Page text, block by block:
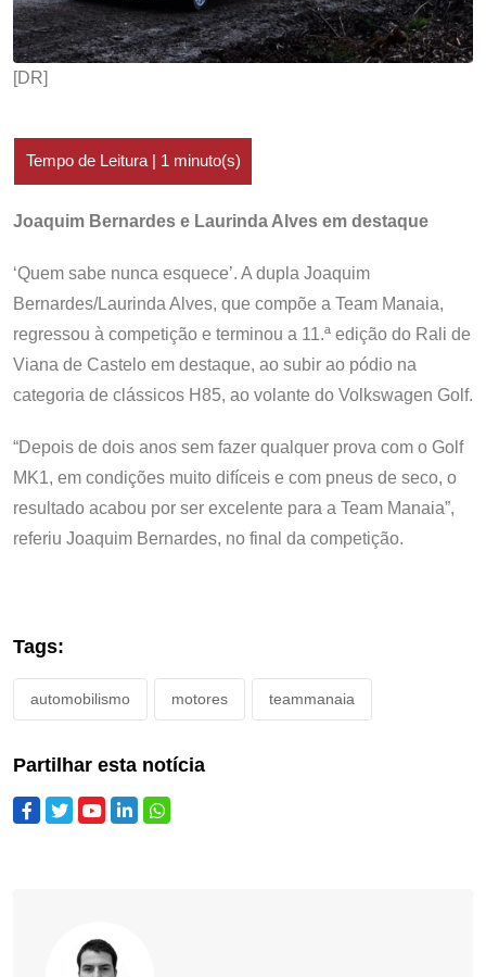
[DR]
Joaquim Bernardes e Laurinda Alves em destaque
‘Quem sabe nunca esquece’. A dupla Joaquim
Bernardes/Laurinda Alves, que compõe a Team Manaia,
regressou à competição e terminou a 11.ª edição do Rali de
Viana de Castelo em destaque, ao subir ao pódio na
categoria de clássicos H85, ao volante do Volkswagen Golf.
“Depois de dois anos sem fazer qualquer prova com o Golf
MK1, em condições muito difíceis e com pneus de seco, o
resultado acabou por ser excelente para a Team Manaia”,
referiu Joaquim Bernardes, no final da competição.
Tags:
automobilismo motores teammanaia
Partilhar esta notícia